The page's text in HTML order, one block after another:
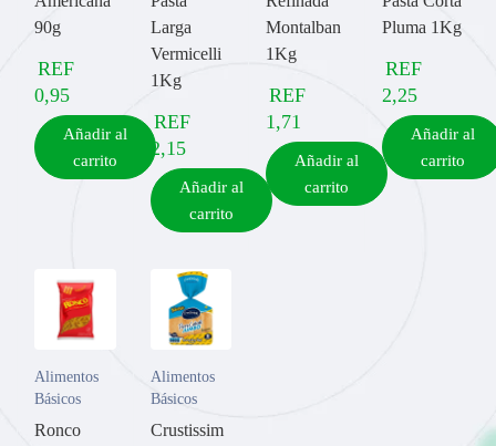
90g
REF
0,95
Añadir al
carrito
Larga
Vermicelli
1Kg
REF
2,15
Añadir al
carrito
Montalban
1Kg
REF
1,71
Añadir al
carrito
Pluma 1Kg
REF
2,25
Añadir al
carrito
Alimentos
Básicos
Ronco
Alimentos
Básicos
Crustissim